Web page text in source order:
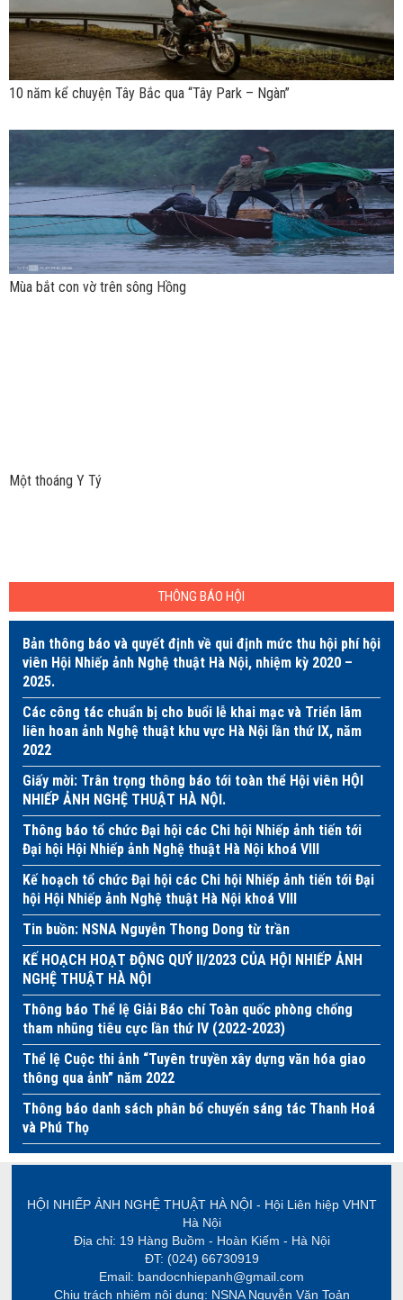
10 năm kể chuyện Tây Bắc qua “Tây Park – Ngàn”
Mùa bắt con vờ trên sông Hồng
Một thoáng Y Tý
THÔNG BÁO HỘI
Bản thông báo và quyết định về qui định mức thu hội phí hội
viên Hội Nhiếp ảnh Nghệ thuật Hà Nội, nhiệm kỳ 2020 –
2025.
Các công tác chuẩn bị cho buổi lễ khai mạc và Triển lãm
liên hoan ảnh Nghệ thuật khu vực Hà Nội lần thứ IX, năm
2022
Giấy mời: Trân trọng thông báo tới toàn thể Hội viên HỘI
NHIẾP ẢNH NGHỆ THUẬT HÀ NỘI.
Thông báo tổ chức Đại hội các Chi hội Nhiếp ảnh tiến tới
Đại hội Hội Nhiếp ảnh Nghệ thuật Hà Nội khoá VIII
Kế hoạch tổ chức Đại hội các Chi hội Nhiếp ảnh tiến tới Đại
hội Hội Nhiếp ảnh Nghệ thuật Hà Nội khoá VIII
Tin buồn: NSNA Nguyễn Thong Dong từ trần
KẾ HOẠCH HOẠT ĐỘNG QUÝ II/2023 CỦA HỘI NHIẾP ẢNH
NGHỆ THUẬT HÀ NỘI
Thông báo Thể lệ Giải Báo chí Toàn quốc phòng chống
tham nhũng tiêu cực lần thứ IV (2022-2023)
Thể lệ Cuộc thi ảnh “Tuyên truyền xây dựng văn hóa giao
thông qua ảnh” năm 2022
Thông báo danh sách phân bổ chuyến sáng tác Thanh Hoá
và Phú Thọ
HỘI NHIẾP ẢNH NGHỆ THUẬT HÀ NỘI - Hội Liên hiệp VHNT
Hà Nội
Địa chỉ: 19 Hàng Buồm - Hoàn Kiếm - Hà Nội
ĐT: (024) 66730919
Email: bandocnhiepanh@gmail.com
Chịu trách nhiệm nội dung: NSNA Nguyễn Văn Toản